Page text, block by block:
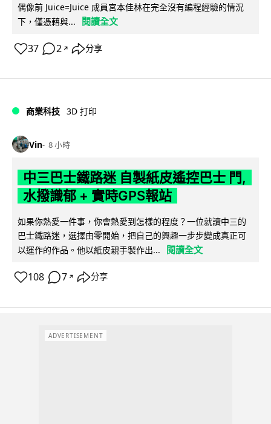
偶像前 Juice=Juice 成員宮本佳林在完全沒有編程經驗的情況
下，僅憑藉與...
閱讀全文
37 2 ↗ 分享
商業科技 3D 打印
Vin 8 小時
中三巴士鐵路迷 自製紙皮遙控巴士 門,
水撥識郁 + 實時GPS報站
如果你熱愛一件事，你會熱愛到怎樣的程度？一位就讀中三的
巴士鐵路迷，選擇由零開始，把自己的興趣一步步變成真正可
以運作的作品。他以紙皮親手製作出...
閱讀全文
108 7 ↗ 分享
ADVERTISEMENT